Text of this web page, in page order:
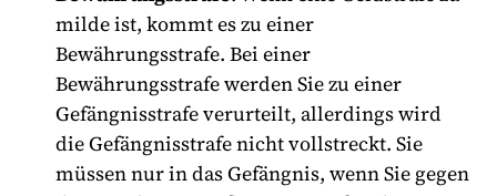
milde ist, kommt es zu einer
Bewährungsstrafe. Bei einer
Bewährungsstrafe werden Sie zu einer
Gefängnisstrafe verurteilt, allerdings wird
die Gefängnisstrafe nicht vollstreckt. Sie
müssen nur in das Gefängnis, wenn Sie gegen